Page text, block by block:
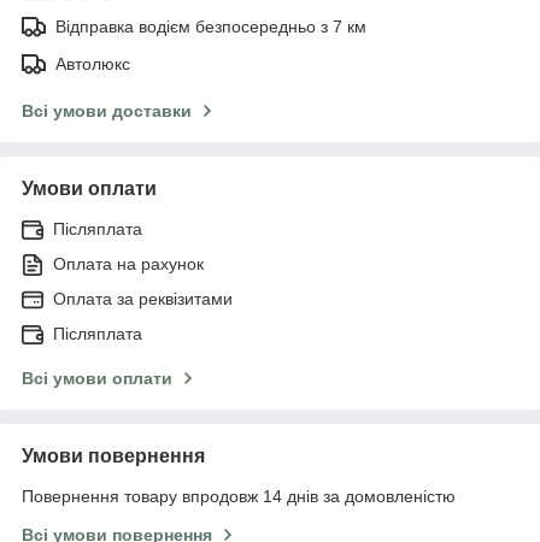
Відправка водієм безпосередньо з 7 км
Автолюкс
Всі умови доставки
Умови оплати
Післяплата
Оплата на рахунок
Оплата за реквізитами
Післяплата
Всі умови оплати
Умови повернення
Повернення товару впродовж 14 днів за домовленістю
Всі умови повернення